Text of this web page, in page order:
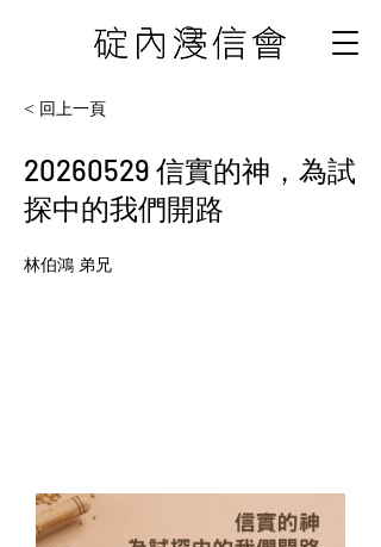
< 回上一頁
20260529 信實的神，為試
探中的我們開路
林伯鴻 弟兄